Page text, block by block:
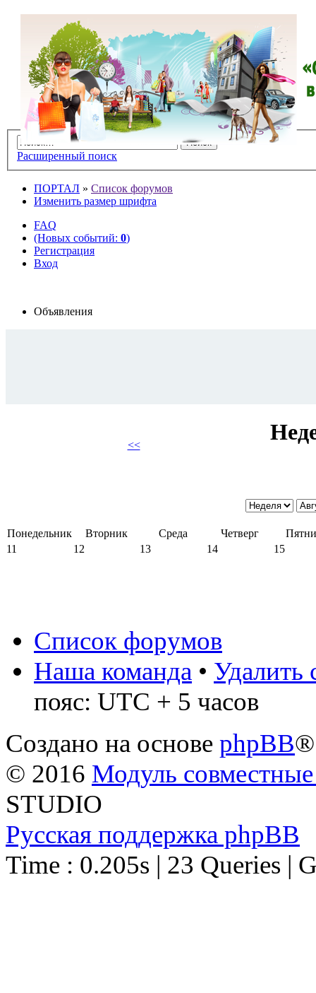
Расширенный поиск
ПОРТАЛ » Список форумов
Изменить размер шрифта
FAQ
(Новых событий: 0)
Регистрация
Вход
Объявления
<<
Понедельник Вторник Среда Четверг
11
12 13 14 15
Список форумов
Наша команда • Удалить
пояс: UTC + 5 часов
Создано на основе phpBB®
© 2016 Модуль
STUDIO
Русская поддержка phpBB
Time : 0.205s | 23 Queries |